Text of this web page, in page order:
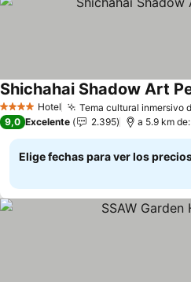
4 EstrellasHotel Tema cultural inmersivo
Shichahai Shadow Art
9,0 Excelente 2.395 a 5.9 km
Elige fechas para ver los